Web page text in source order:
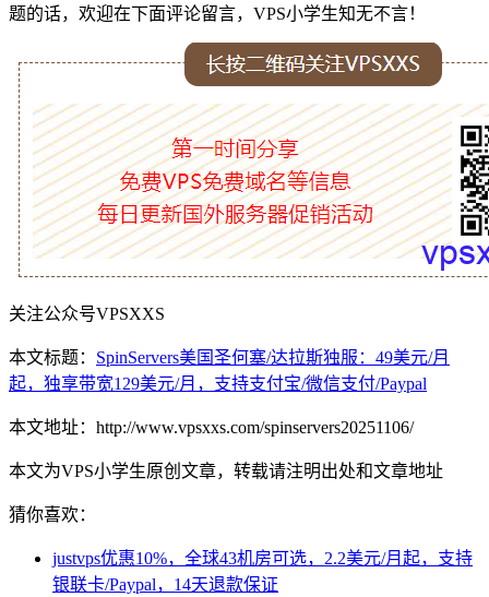
题的话，欢迎在下面评论留言，VPS小学生知无不言！
关注公众号VPSXXS
本文标题： SpinServers美国圣何塞/达拉斯独服：49美元/月
起，独享带宽129美元/月，支持支付宝/微信支付/Paypal
本文地址：http://www.vpsxxs.com/spinservers20251106/
本文为VPS小学生原创文章，转载请注明出处和文章地址
猜你喜欢：
justvps优惠10%，全球43机房可选，2.2美元/月起，支持
银联卡/Paypal，14天退款保证